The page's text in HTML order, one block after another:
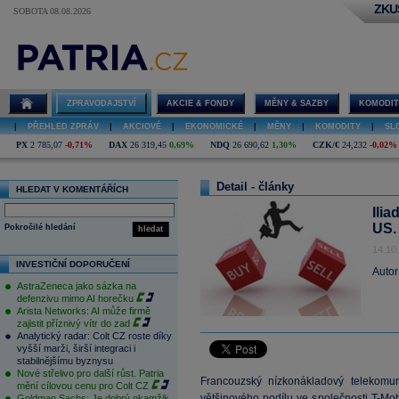
SOBOTA 08.08.2026
ZPRAVODAJSTVÍ AKCIE & FONDY MĚNY & SAZBY
PŘEHLED ZPRÁV AKCIOVÉ EKONOMICKÉ MĚNY KOMODITY
PX 2 785,07 -0,71% DAX 26 319,45 0,69% NDQ 26 690,62 1,30% CZK/€ 24,232 -0,02%
HLEDAT V KOMENTÁŘÍCH
hledat
Pokročilé hledání
INVESTIČNÍ DOPORUČENÍ
AstraZeneca jako sázka na
defenzivu mimo AI horečku
Arista Networks: AI může firmě
zajistit příznivý vítr do zad
Analytický radar: Colt CZ roste díky
vyšší marži, širší integraci i
stabilnějšímu byznysu
Nové střelivo pro další růst. Patria
mění cílovou cenu pro Colt CZ
Detail - články
Francouzský nízkonákladový